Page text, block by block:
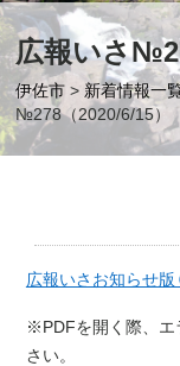
広報いさ
伊佐市 > 新着情報一
№278（2020/6/15）
広報いさお知らせ版
※PDFを開く際、エ
さい。